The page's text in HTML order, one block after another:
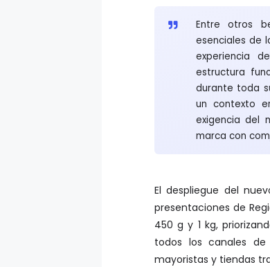
Entre otros
esenciales de
experiencia
estructura
durante toda
un contexto
exigencia del
marca con
El despliegue del
presentaciones de
450 g y 1 kg,
todos los canales de
mayoristas y tiendas